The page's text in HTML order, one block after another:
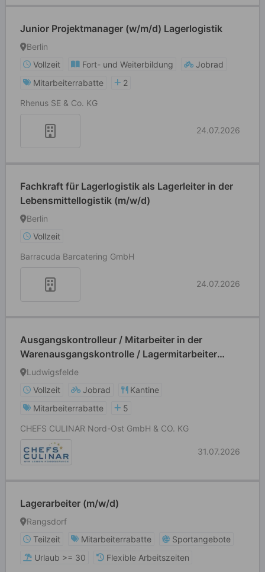
Junior Projektmanager (w/m/d) Lagerlogistik
Berlin
Vollzeit
Fort- und Weiterbildung
Jobrad
Mitarbeiterrabatte
2
Rhenus SE & Co. KG
24.07.2026
Fachkraft für Lagerlogistik als Lagerleiter in der
Lebensmittellogistik (m/w/d)
Berlin
Vollzeit
Barracuda Barcatering GmbH
24.07.2026
Ausgangskontrolleur / Mitarbeiter in der
Warenausgangskontrolle / Lagermitarbeiter
(m/w/d)
Ludwigsfelde
Vollzeit
Jobrad
Kantine
Mitarbeiterrabatte
5
CHEFS CULINAR Nord-Ost GmbH & CO. KG
31.07.2026
Lagerarbeiter (m/w/d)
Rangsdorf
Teilzeit
Mitarbeiterrabatte
Sportangebote
Urlaub >= 30
Flexible Arbeitszeiten